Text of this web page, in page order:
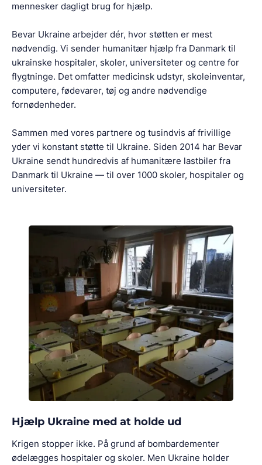
mennesker dagligt brug for hjælp.
Bevar Ukraine arbejder dér, hvor støtten er mest
nødvendig. Vi sender humanitær hjælp fra Danmark til
ukrainske hospitaler, skoler, universiteter og centre for
flygtninge. Det omfatter medicinsk udstyr, skoleinventar,
computere, fødevarer, tøj og andre nødvendige
fornødenheder.
Sammen med vores partnere og tusindvis af frivillige
yder vi konstant støtte til Ukraine. Siden 2014 har Bevar
Ukraine sendt hundredvis af humanitære lastbiler fra
Danmark til Ukraine — til over 1000 skoler, hospitaler og
universiteter.
Hjælp Ukraine med at holde ud
Krigen stopper ikke. På grund af bombardementer
ødelægges hospitaler og skoler. Men Ukraine holder